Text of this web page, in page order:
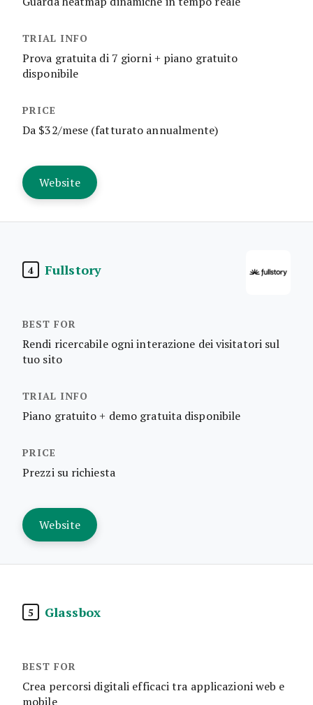
Prova gratuita di 7 giorni + piano gratuito
disponibile
Da $32/mese (fatturato annualmente)
Website
4 Fullstory
Rendi ricercabile ogni interazione dei visitatori sul
tuo sito
Piano gratuito + demo gratuita disponibile
Prezzi su richiesta
Website
5 Glassbox
Crea percorsi digitali efficaci tra applicazioni web e
mobile